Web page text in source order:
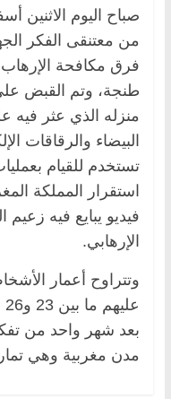
صباح اليوم
من معتنقى الفكر
فرق مكافحة
طنجة، وتم القبض على
منزله الذي عثر
البيضاء والرقاقات
تستخدم للقيام
استقرار المملكة
فيديو يبايع فيه زعيم
الإرهابي.
وتتراوح أعمار
بعد شهر واحد من
مدن مغربية وهي